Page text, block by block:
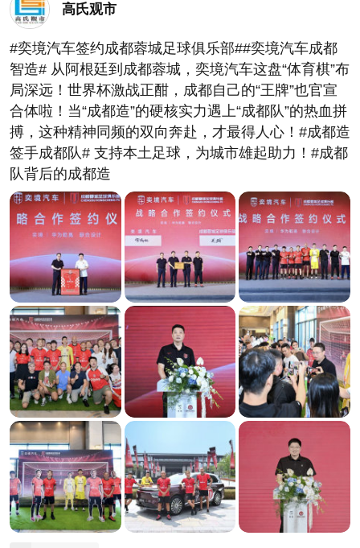
高氏观市
#奕境汽车签约成都蓉城足球俱乐部##奕境汽车成都
智造# 从阿根廷到成都蓉城，奕境汽车这盘“体育棋”布
局深远！世界杯激战正酣，成都自己的“王牌”也官宣
合体啦！当“成都造”的硬核实力遇上“成都队”的热血拼
搏，这种精神同频的双向奔赴，才最得人心！#成都造
签手成都队# 支持本土足球，为城市雄起助力！#成都
队背后的成都造